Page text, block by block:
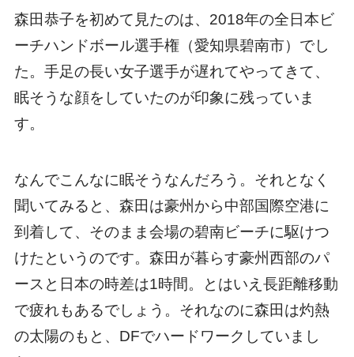
森田恭子を初めて見たのは、2018年の全日本ビ
ーチハンドボール選手権（愛知県碧南市）でし
た。手足の長い女子選手が遅れてやってきて、
眠そうな顔をしていたのが印象に残っていま
す。
なんでこんなに眠そうなんだろう。それとなく
聞いてみると、森田は豪州から中部国際空港に
到着して、そのまま会場の碧南ビーチに駆けつ
けたというのです。森田が暮らす豪州西部のパ
ースと日本の時差は1時間。とはいえ長距離移動
で疲れもあるでしょう。それなのに森田は灼熱
の太陽のもと、DFでハードワークしていまし